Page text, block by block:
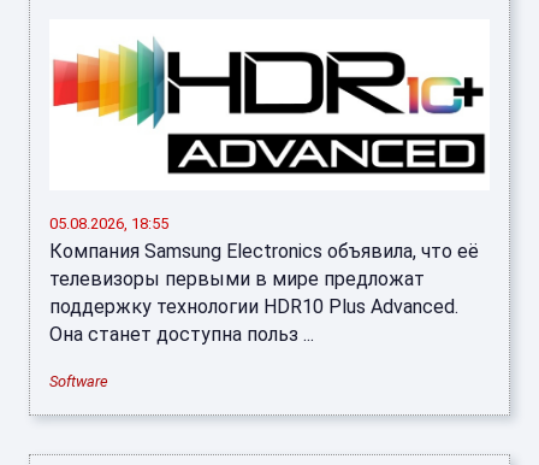
05.08.2026, 18:55
Компания Samsung Electronics объявила, что её
телевизоры первыми в мире предложат
поддержку технологии HDR10 Plus Advanced.
Она станет доступна польз ...
Software